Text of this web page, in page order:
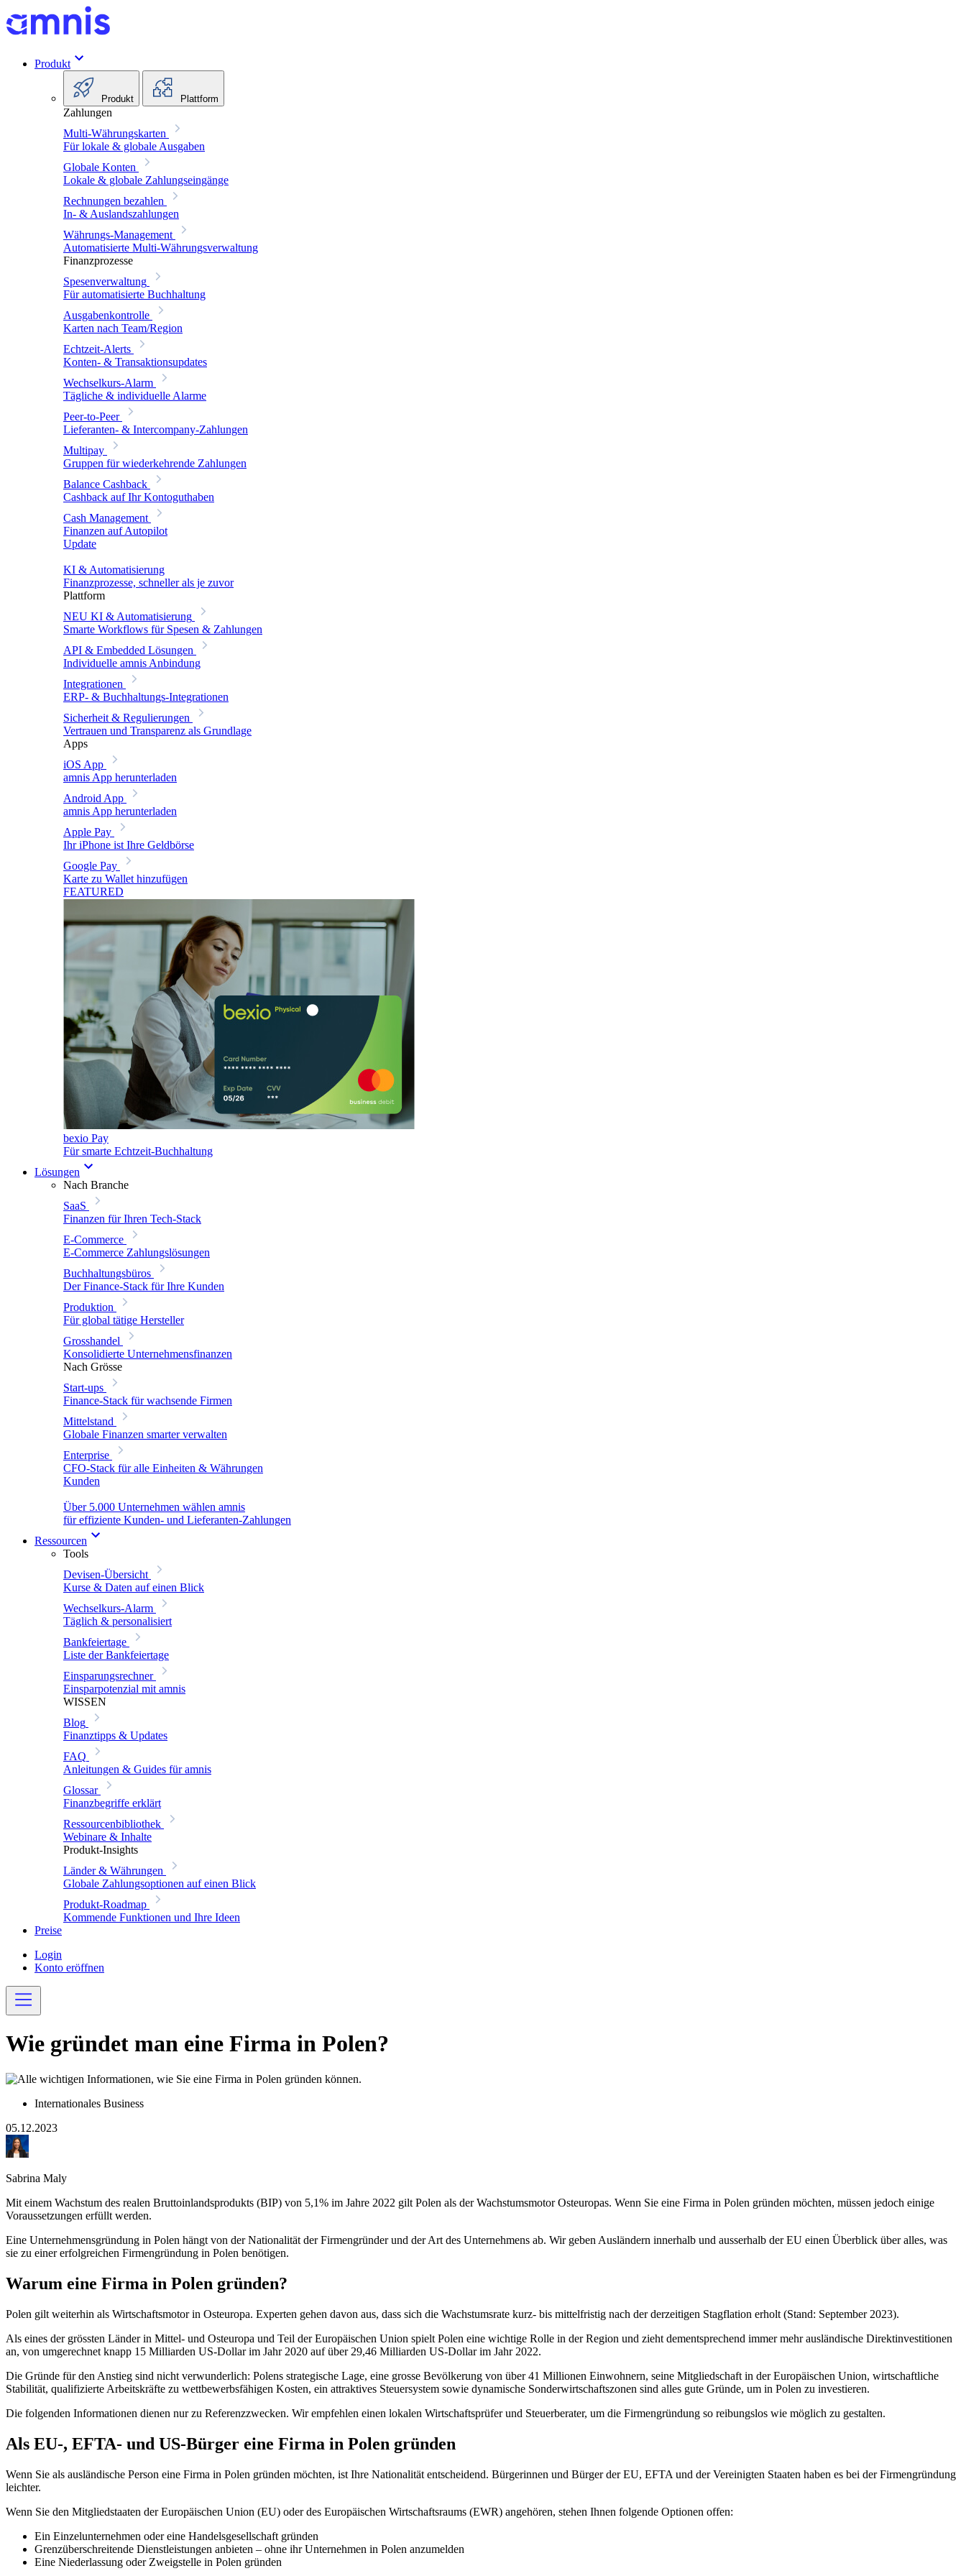
Produkt
Produkt Plattform
Zahlungen
Multi-Währungskarten
Für lokale & globale Ausgaben
Globale Konten
Lokale & globale Zahlungseingänge
Rechnungen bezahlen
In- & Auslandszahlungen
Währungs-Management
Automatisierte Multi-Währungsverwaltung
Finanzprozesse
Spesenverwaltung
Für automatisierte Buchhaltung
Ausgabenkontrolle
Karten nach Team/Region
Echtzeit-Alerts
Konten- & Transaktionsupdates
Wechselkurs-Alarm
Tägliche & individuelle Alarme
Peer-to-Peer
Lieferanten- & Intercompany-Zahlungen
Multipay
Gruppen für wiederkehrende Zahlungen
Balance Cashback
Cashback auf Ihr Kontoguthaben
Cash Management
Finanzen auf Autopilot
Update
KI & Automatisierung
Finanzprozesse, schneller als je zuvor
Plattform
NEU KI & Automatisierung
Smarte Workflows für Spesen & Zahlungen
API & Embedded Lösungen
Individuelle amnis Anbindung
Integrationen
ERP- & Buchhaltungs-Integrationen
Sicherheit & Regulierungen
Vertrauen und Transparenz als Grundlage
Apps
iOS App
amnis App herunterladen
Android App
amnis App herunterladen
Apple Pay
Ihr iPhone ist Ihre Geldbörse
Google Pay
Karte zu Wallet hinzufügen
FEATURED
bexio Pay
Für smarte Echtzeit-Buchhaltung
Lösungen
Nach Branche
SaaS
Finanzen für Ihren Tech-Stack
E-Commerce
E-Commerce Zahlungslösungen
Buchhaltungsbüros
Der Finance-Stack für Ihre Kunden
Produktion
Für global tätige Hersteller
Grosshandel
Konsolidierte Unternehmensfinanzen
Nach Grösse
Start-ups
Finance-Stack für wachsende Firmen
Mittelstand
Globale Finanzen smarter verwalten
Enterprise
CFO-Stack für alle Einheiten & Währungen
Kunden
Über 5.000 Unternehmen wählen amnis
für effiziente Kunden- und Lieferanten-Zahlungen
Ressourcen
Tools
Devisen-Übersicht
Kurse & Daten auf einen Blick
Wechselkurs-Alarm
Täglich & personalisiert
Bankfeiertage
Liste der Bankfeiertage
Einsparungsrechner
Einsparpotenzial mit amnis
WISSEN
Blog
Finanztipps & Updates
FAQ
Anleitungen & Guides für amnis
Glossar
Finanzbegriffe erklärt
Ressourcenbibliothek
Webinare & Inhalte
Produkt-Insights
Länder & Währungen
Globale Zahlungsoptionen auf einen Blick
Produkt-Roadmap
Kommende Funktionen und Ihre Ideen
Preise
Login
Konto eröffnen
Wie gründet man eine Firma in Polen?
Internationales Business
05.12.2023
Sabrina Maly
Mit einem Wachstum des realen Bruttoinlandsprodukts (BIP) von 5,1% im Jahre 2022 gilt Polen als der Wachstumsmotor Osteuropas. Wenn Sie eine Firma in Polen gründen möchten, müssen jedoch einige
Voraussetzungen erfüllt werden.
Eine Unternehmensgründung in Polen hängt von der Nationalität der Firmengründer und der Art des Unternehmens ab. Wir geben Ausländern innerhalb und ausserhalb der EU einen Überblick über alles, was
sie zu einer erfolgreichen Firmengründung in Polen benötigen.
Warum eine Firma in Polen gründen?
Polen gilt weiterhin als Wirtschaftsmotor in Osteuropa. Experten gehen davon aus, dass sich die Wachstumsrate kurz- bis mittelfristig nach der derzeitigen Stagflation erholt (Stand: September 2023).
Als eines der grössten Länder in Mittel- und Osteuropa und Teil der Europäischen Union spielt Polen eine wichtige Rolle in der Region und zieht dementsprechend immer mehr ausländische Direktinvestitionen
an, von umgerechnet knapp 15 Milliarden US-Dollar im Jahr 2020 auf über 29,46 Milliarden US-Dollar im Jahr 2022.
Die Gründe für den Anstieg sind nicht verwunderlich: Polens strategische Lage, eine grosse Bevölkerung von über 41 Millionen Einwohnern, seine Mitgliedschaft in der Europäischen Union, wirtschaftliche
Stabilität, qualifizierte Arbeitskräfte zu wettbewerbsfähigen Kosten, ein attraktives Steuersystem sowie dynamische Sonderwirtschaftszonen sind alles gute Gründe, um in Polen zu investieren.
Die folgenden Informationen dienen nur zu Referenzzwecken. Wir empfehlen einen lokalen Wirtschaftsprüfer und Steuerberater, um die Firmengründung so reibungslos wie möglich zu gestalten.
Als EU-, EFTA- und US-Bürger eine Firma in Polen gründen
Wenn Sie als ausländische Person eine Firma in Polen gründen möchten, ist Ihre Nationalität entscheidend. Bürgerinnen und Bürger der EU, EFTA und der Vereinigten Staaten haben es bei der Firmengründung
leichter.
Wenn Sie den Mitgliedstaaten der Europäischen Union (EU) oder des Europäischen Wirtschaftsraums (EWR) angehören, stehen Ihnen folgende Optionen offen:
Ein Einzelunternehmen oder eine Handelsgesellschaft gründen
Grenzüberschreitende Dienstleistungen anbieten – ohne ihr Unternehmen in Polen anzumelden
Eine Niederlassung oder Zweigstelle in Polen gründen